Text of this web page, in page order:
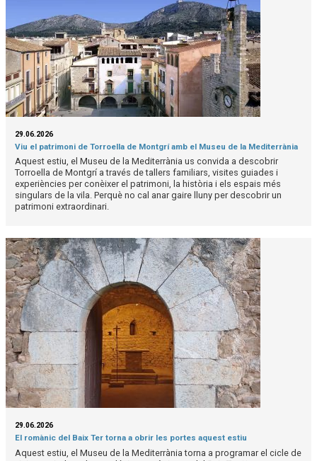
29.06.2026
Viu el patrimoni de Torroella de Montgrí amb el Museu de la Mediterrània
Aquest estiu, el Museu de la Mediterrània us convida a descobrir
Torroella de Montgrí a través de tallers familiars, visites guiades i
experiències per conèixer el patrimoni, la història i els espais més
singulars de la vila. Perquè no cal anar gaire lluny per descobrir un
patrimoni extraordinari.
29.06.2026
El romànic del Baix Ter torna a obrir les portes aquest estiu
Aquest estiu, el Museu de la Mediterrània torna a programar el cicle de